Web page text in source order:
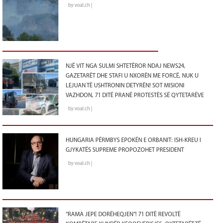
by voal.ch |
NJË VIT NGA SULMI SHTETËROR NDAJ NEWS24,
GAZETARËT DHE STAFI U NXORËN ME FORCË, NUK U
LEJUAN TË USHTRONIN DETYRËN! SOT MISIONI
VAZHDON, 71 DITË PRANË PROTESTËS SË QYTETARËVE
by voal.ch |
HUNGARIA PËRMBYS EPOKËN E ORBANIT: ISH-KREU I
GJYKATËS SUPREME PROPOZOHET PRESIDENT
by voal.ch |
“RAMA JEPE DORËHEQJEN”! 71 DITË REVOLTË